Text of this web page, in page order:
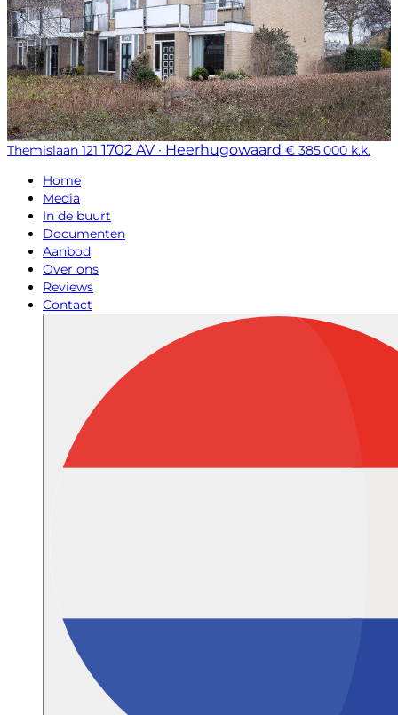
Themislaan 121 1702 AV · Heerhugowaard € 385.000 k.k.
Home
Media
In de buurt
Documenten
Aanbod
Over ons
Reviews
Contact